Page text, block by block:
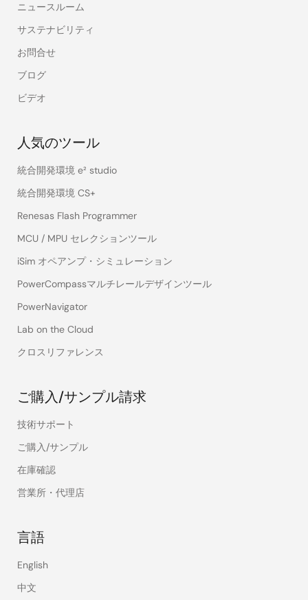
ニュースルーム
サステナビリティ
お問合せ
ブログ
ビデオ
人気のツール
統合開発環境 e² studio
統合開発環境 CS+
Renesas Flash Programmer
MCU / MPU セレクションツール
iSim オペアンプ・シミュレーション
PowerCompassマルチレールデザインツール
PowerNavigator
Lab on the Cloud
クロスリファレンス
ご購入/サンプル請求
技術サポート
ご購入/サンプル
在庫確認
営業所・代理店
言語
English
中文